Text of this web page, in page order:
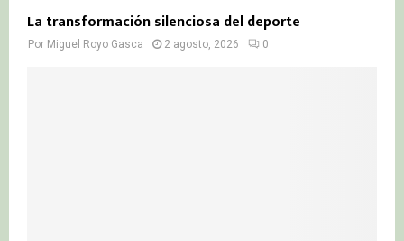
La transformación silenciosa del deporte
Por Miguel Royo Gasca 2 agosto, 2026 0